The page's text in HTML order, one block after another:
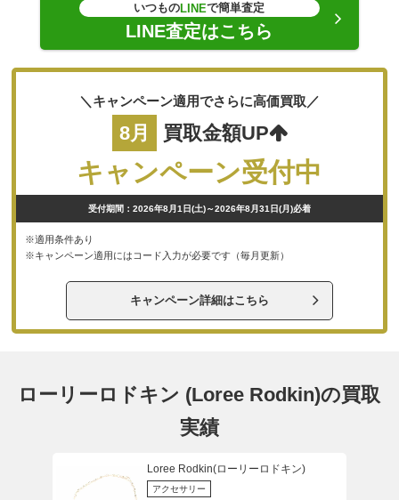
いつものLINEで簡単査定
LINE査定はこちら
＼キャンペーン適用でさらに高価買取／
8月 買取金額UP
キャンペーン受付中
受付期間：2026年8月1日(土)～2026年8月31日(月)必着
※適用条件あり
※キャンペーン適用にはコード入力が必要です（毎月更新）
キャンペーン詳細はこちら
ローリーロドキン (Loree Rodkin)の買取
実績
Loree Rodkin(ローリーロドキン)
アクセサリー